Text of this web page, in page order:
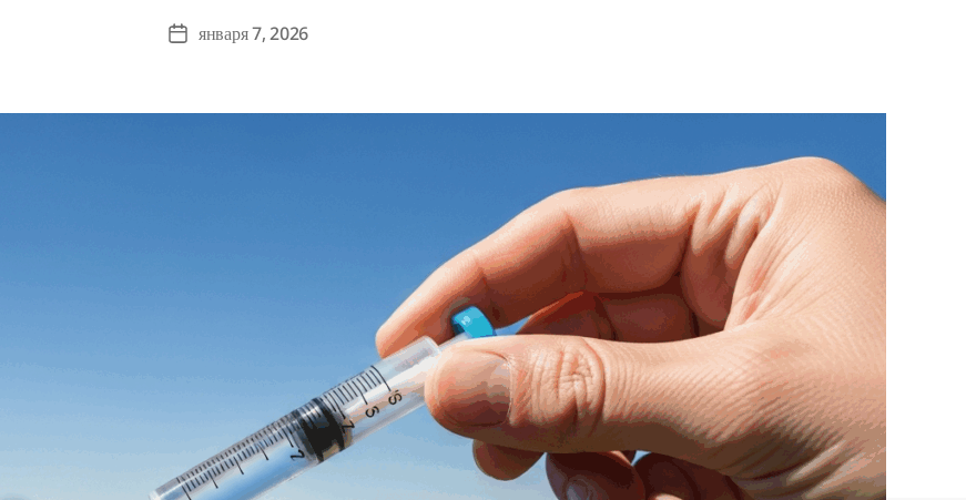
Postянваря 7, 2026